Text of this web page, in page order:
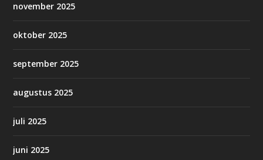
november 2025
oktober 2025
september 2025
augustus 2025
juli 2025
juni 2025